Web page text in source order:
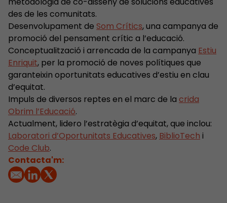
des de les comunitats.
Desenvolupament de Som Crítics, una campanya de
promoció del pensament crític a l’educació.
Conceptualització i arrencada de la campanya Estiu
Enriquit, per la promoció de noves polítiques que
garanteixin oportunitats educatives d’estiu en clau
d’equitat.
Impuls de diversos reptes en el marc de la crida
Obrim l’Educació.
Actualment, lidero l’estratègia d’equitat, que inclou:
Laboratori d’Oportunitats Educatives, BiblioTech i
Code Club.
Contacta'm: